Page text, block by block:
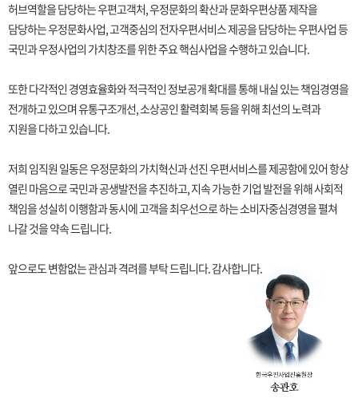
허브역할을 담당하는 우편고객처, 우정문화의 확산과 문화우편상품 제작을
담당하는 우정문화사업, 고객중심의 전자우편서비스 제공을 담당하는 우편사업 등
국민과 우정사업의 가치창조를 위한 주요 핵심사업을 수행하고 있습니다.
또한 다각적인 경영효율화와 적극적인 정보공개 확대를 통해 내실 있는 책임경영을
전개하고 있으며 유통구조개선, 소상공인 활력회복 등을 위해 최선의 노력과
지원을 다하고 있습니다.
저희 임직원 일동은 우정문화의 가치혁신과 선진 우편서비스를 제공함에 있어 항상
열린 마음으로 국민과 공생발전을 추진하고, 지속 가능한 기업 발전을 위해 사회적
책임을 성실히 이행함과 동시에 고객을 최우선으로 하는 소비자중심경영을 펼쳐
나갈 것을 약속 드립니다.
앞으로도 변함없는 관심과 격려를 부탁 드립니다. 감사합니다.
한국우편사업진흥원장 송관호